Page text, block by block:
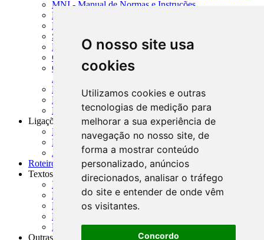
O nosso site usa
cookies
Utilizamos cookies e outras
tecnologias de medição para
melhorar a sua experiência de
navegação no nosso site, de
forma a mostrar conteúdo
personalizado, anúncios
direcionados, analisar o tráfego
do site e entender de onde vêm
os visitantes.
Concordo
MNI - Manual de Normas e Instruções
MTVM - Manual de Títulos e Valores Mobiliários
MCR - Manual de Crédito Rural
SISORF - Manual de Organização do SFN
MASUP - Manual de Supervisão Bancária
CADOC - Catálogo de Documentos
CNAE-CONCLA - Classificação Nacional de
Atividades Econômicas
PMF - Cartilhas do BCB
Manuais Auxiliares do BCB e Cosif-e
Resenhas Diárias Governamentais
Ligações Externas
Links Úteis
Presidência da República
Agências Nacionais Reguladoras
Roteiros para Estudos
Textos
Índice de Textos
Editorial
Monografias
Na Imprensa
Fórum de Discussão
Outras ferramentas